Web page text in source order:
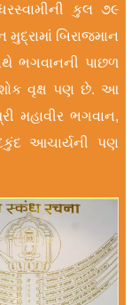
કુલ ૭૯
મુદ્રામાં બિરાજમાન
ભગવાનની પાછળ
વૃક્ષ પણ છે. આ
મહાવીર ભગવાન,
આચાર્યની પણ